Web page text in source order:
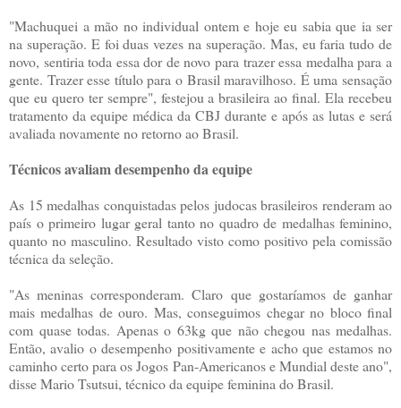
"Machuquei a mão no individual ontem e hoje eu sabia que ia ser
na superação. E foi duas vezes na superação. Mas, eu faria tudo de
novo, sentiria toda essa dor de novo para trazer essa medalha para a
gente. Trazer esse título para o Brasil maravilhoso. É uma sensação
que eu quero ter sempre", festejou a brasileira ao final. Ela recebeu
tratamento da equipe médica da CBJ durante e após as lutas e será
avaliada novamente no retorno ao Brasil.
Técnicos avaliam desempenho da equipe
As 15 medalhas conquistadas pelos judocas brasileiros renderam ao
país o primeiro lugar geral tanto no quadro de medalhas feminino,
quanto no masculino. Resultado visto como positivo pela comissão
técnica da seleção.
"As meninas corresponderam. Claro que gostaríamos de ganhar
mais medalhas de ouro. Mas, conseguimos chegar no bloco final
com quase todas. Apenas o 63kg que não chegou nas medalhas.
Então, avalio o desempenho positivamente e acho que estamos no
caminho certo para os Jogos Pan-Americanos e Mundial deste ano",
disse Mario Tsutsui, técnico da equipe feminina do Brasil.